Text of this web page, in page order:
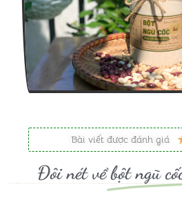
Bài viết được đánh giá
Đôi nét về bột ngũ